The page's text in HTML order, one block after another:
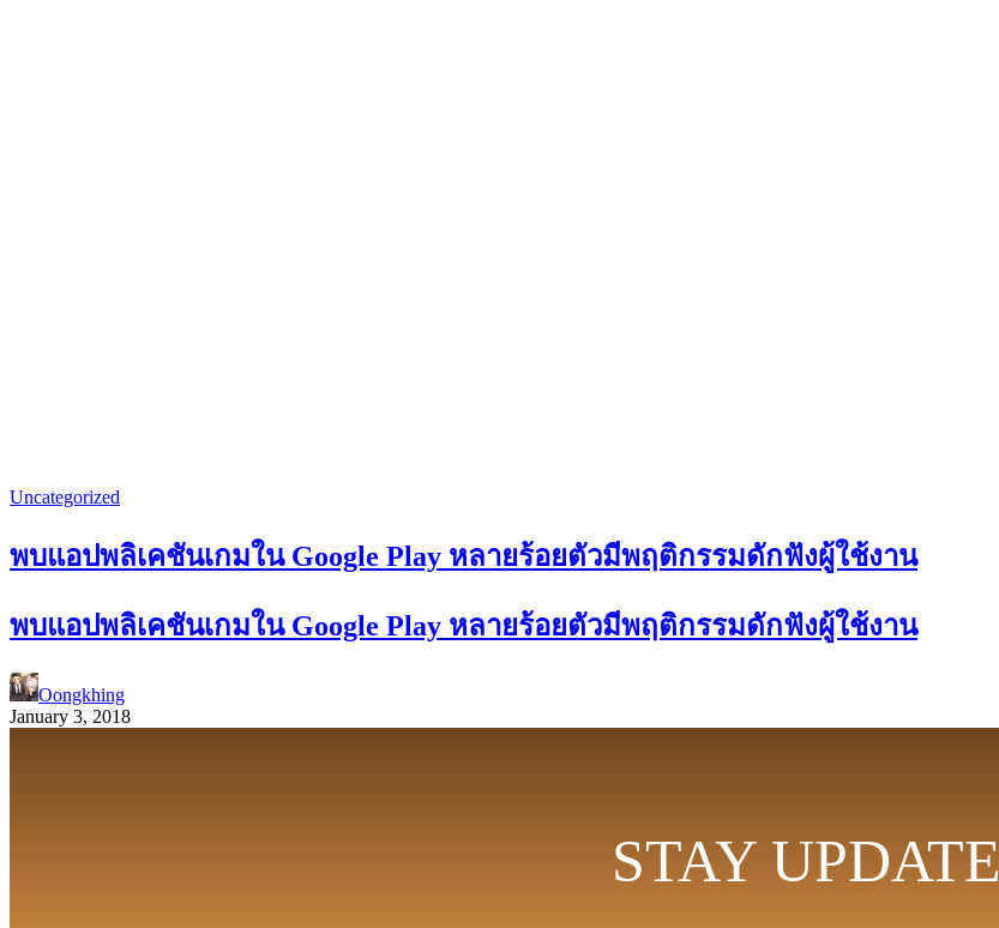
Uncategorized
พบแอปพลิเคชันเกมใน Google Play หลายร้อยตัวมีพฤติกรรมดักฟังผู้ใช้งาน
พบแอปพลิเคชันเกมใน Google Play หลายร้อยตัวมีพฤติกรรมดักฟังผู้ใช้งาน
Oongkhing
January 3, 2018
STAY UPDATE